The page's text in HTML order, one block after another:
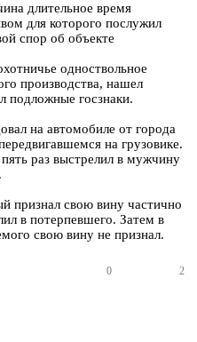
длительное время
для которого послужил
спор об объекте
одноствольное
производства, нашел
подложные госзнаки.
на автомобиле от города
на грузовике.
раз выстрелил в мужчину
признал свою вину частично
в потерпевшего. Затем в
свою вину не признал.
0 2